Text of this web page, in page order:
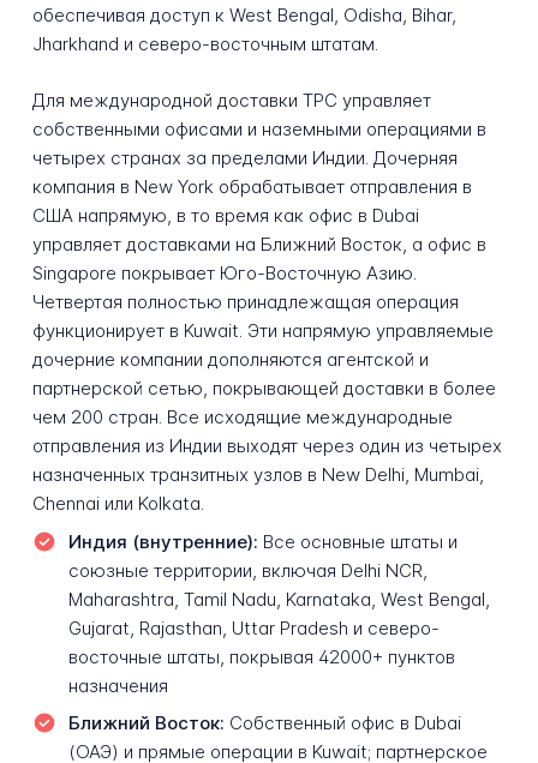
обеспечивая доступ к West Bengal, Odisha, Bihar,
Jharkhand и северо-восточным штатам.
Для международной доставки TPC управляет
собственными офисами и наземными операциями в
четырех странах за пределами Индии. Дочерняя
компания в New York обрабатывает отправления в
США напрямую, в то время как офис в Dubai
управляет доставками на Ближний Восток, а офис в
Singapore покрывает Юго-Восточную Азию.
Четвертая полностью принадлежащая операция
функционирует в Kuwait. Эти напрямую управляемые
дочерние компании дополняются агентской и
партнерской сетью, покрывающей доставки в более
чем 200 стран. Все исходящие международные
отправления из Индии выходят через один из четырех
назначенных транзитных узлов в New Delhi, Mumbai,
Chennai или Kolkata.
Индия (внутренние): Все основные штаты и
союзные территории, включая Delhi NCR,
Maharashtra, Tamil Nadu, Karnataka, West Bengal,
Gujarat, Rajasthan, Uttar Pradesh и северо-
восточные штаты, покрывая 42000+ пунктов
назначения
Ближний Восток: Собственный офис в Dubai
(ОАЭ) и прямые операции в Kuwait; партнерское